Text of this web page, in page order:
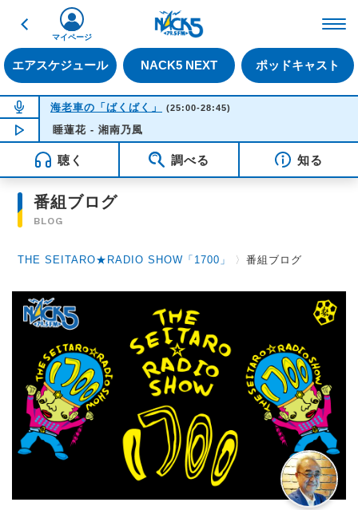
戻る
エアスケジュール NACK5 NEXT ポッドキャスト
マイページ
NOW ON AIR
海老車の「ばくばく」 (25:00-28:45)
NOW PLAYING01:48
睡蓮花 - 湘南乃風
聴く 調べる 知る
番組ブログ
BLOG
THE SEITARO★RADIO SHOW「1700」 〉番組ブログ